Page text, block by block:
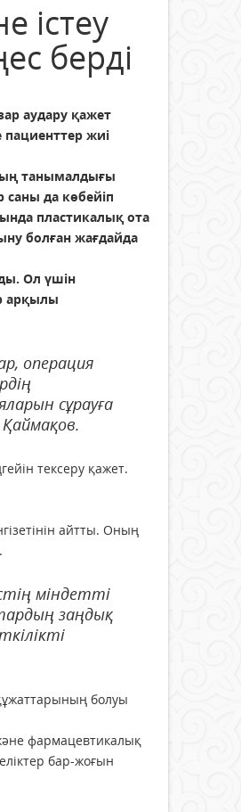
істеу
берді
аудару қажет
пациенттер жиі
танымалдығы
саны да көбейіп
пластикалық ота
болған жағдайда
Ол үшін
арқылы
операция
сұрауға
тексеру қажет.
айтты. Оның
міндетті
заңдық
болуы
фармацевтикалық
бар-жоғын